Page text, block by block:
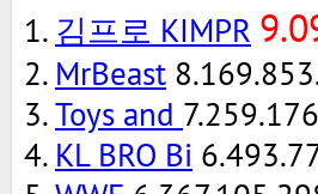
1. 김프로 KIMPR
2. MrBeast
3.Toys and
4. KL BRO Bi